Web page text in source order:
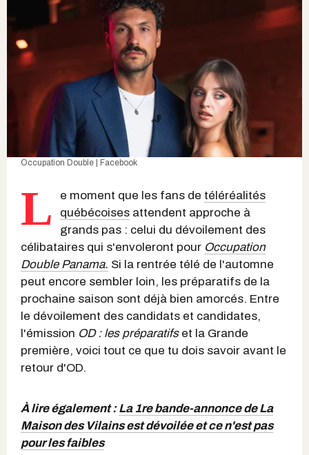
Occupation Double | Facebook
L e moment que les fans de téléréalités
québécoises attendent approche à
grands pas : celui du dévoilement des
célibataires qui s'envoleront pour Occupation
Double Panama. Si la rentrée télé de l'automne
peut encore sembler loin, les préparatifs de la
prochaine saison sont déjà bien amorcés. Entre
le dévoilement des candidats et candidates,
l'émission OD : les préparatifset la Grande
première, voici tout ce que tu dois savoir avant le
retour d'OD.
À lire également :La 1re bande-annonce de La
Maison des Vilains est dévoilée et ce n'est pas
pour les faibles